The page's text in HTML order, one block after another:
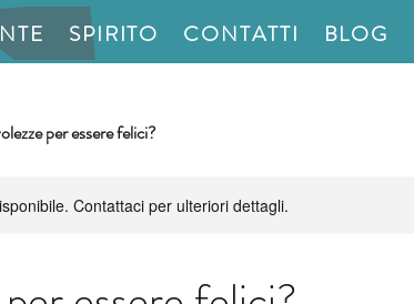
SPIRITO CONTATTI BLOG
per essere felici?
Contattaci per ulteriori dettagli.